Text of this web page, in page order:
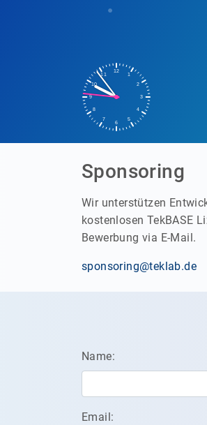
Sponsoring
Wir unterstützen
kostenlosen TekBASE
Bewerbung via E-Mail.
sponsoring@teklab.de
Name:
Email: